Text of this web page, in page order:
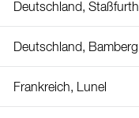
Deutschland, Staßfurth
Deutschland, Bamberg
Frankreich, Lunel